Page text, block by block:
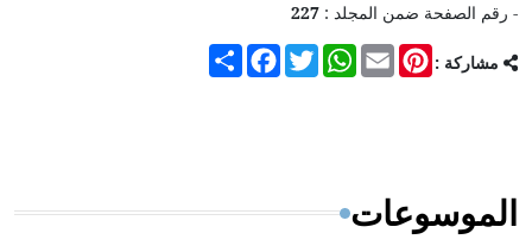
- رقم الصفحة ضمن المجلد : 227
مشاركة : Share
FacebookTwitter
WhatsAppEmail
Pinterest
الموسوعات